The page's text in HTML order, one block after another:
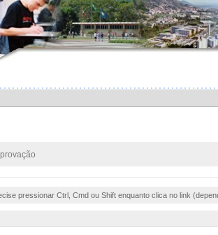
pressionar Ctrl, Cmd ou Shift enquanto clica no link